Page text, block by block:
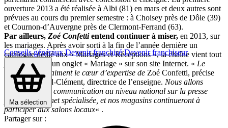
Conseils générauxDevenir franchiséDevenir franchiseur
Ma sélection
ouverture 2013 a été réalisée à Albi (81) en mars et deux autres sont
prévues au cours du premier semestre : à Choisey près de Dôle (39)
et Cournon-d’Auvergne près de Clermont-Ferrand (63).
Par ailleurs, Zoé Confettientend continuer à miser, en 2013, sur
les mariages. Après avoir sorti à la fin de l’année dernière un
catalogue dédié aux « Mariages et Réceptions », la chaîne vient tout
juste de lancer un onglet « Mariage » sur son site Internet. « Le
mariage est vraiment le cœur d’expertise de Zoé Confetti, précise
Nathalie Grand-Clément, directrice de l’enseigne. Nous allons
renforcer notre communication au niveau national sur la presse
papier et Internet spécialisée, et nos magasins continueront à
participer aux salons locaux« .
Partager sur :